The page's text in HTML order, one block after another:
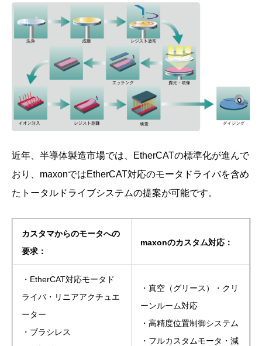
近年、半導体製造市場では、EtherCATの標準化が進んで
おり、maxonではEtherCAT対応のモータドライバを含め
たトータルドライブシステムの提案が可能です。
カスタマからのモータへの
要求：
maxonのカスタム対応：
・EtherCAT対応モータド
ライバ・リニアアクチュエ
ーター
・ブラシレス
・真空（グリース）・クリ
ーンルーム対応
・高精度位置制御システム
・フルカスタムモータ・減